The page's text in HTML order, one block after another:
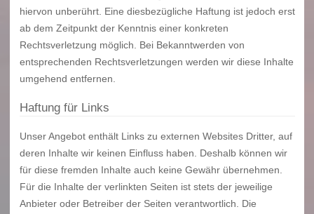
hiervon unberührt. Eine diesbezügliche Haftung ist jedoch erst
ab dem Zeitpunkt der Kenntnis einer konkreten
Rechtsverletzung möglich. Bei Bekanntwerden von
entsprechenden Rechtsverletzungen werden wir diese Inhalte
umgehend entfernen.
Haftung für Links
Unser Angebot enthält Links zu externen Websites Dritter, auf
deren Inhalte wir keinen Einfluss haben. Deshalb können wir
für diese fremden Inhalte auch keine Gewähr übernehmen.
Für die Inhalte der verlinkten Seiten ist stets der jeweilige
Anbieter oder Betreiber der Seiten verantwortlich. Die